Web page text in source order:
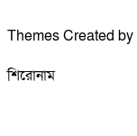
Themes Created by
শিরোনাম